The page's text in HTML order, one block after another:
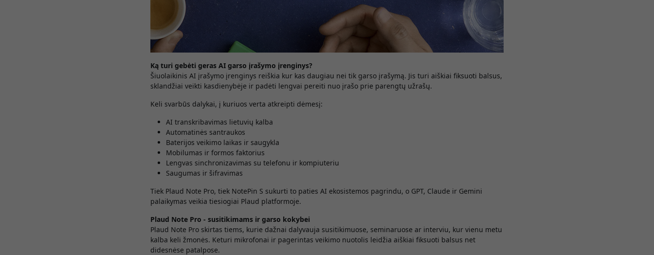
Ką turi gebėti geras AI garso įrašymo įrenginys?
Šiuolaikinis AI įrašymo įrenginys reiškia kur kas daugiau nei tik garso įrašymą. Jis turi aiškiai fiksuoti balsus,
sklandžiai veikti kasdienybėje ir padėti lengvai pereiti nuo įrašo prie parengtų užrašų.
Keli svarbūs dalykai, į kuriuos verta atkreipti dėmesį:
AI transkribavimas lietuvių kalba
Automatinės santraukos
Baterijos veikimo laikas ir saugykla
Mobilumas ir formos faktorius
Lengvas sinchronizavimas su telefonu ir kompiuteriu
Saugumas ir šifravimas
Tiek Plaud Note Pro, tiek NotePin S sukurti to paties AI ekosistemos pagrindu, o GPT, Claude ir Gemini
palaikymas veikia tiesiogiai Plaud platformoje.
Plaud Note Pro - susitikimams ir garso kokybei
Plaud Note Pro skirtas tiems, kurie dažnai dalyvauja susitikimuose, seminaruose ar interviu, kur vienu metu
kalba keli žmonės. Keturi mikrofonai ir pagerintas veikimo nuotolis leidžia aiškiai fiksuoti balsus net
didesnėse patalpose.